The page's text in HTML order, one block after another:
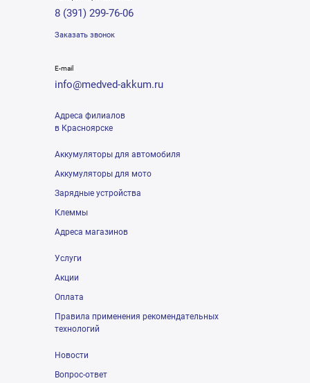
8 (391) 299-76-06
Заказать звонок
E-mail
info@medved-akkum.ru
Адреса филиалов
в Красноярске
Аккумуляторы для автомобиля
Аккумуляторы для мото
Зарядные устройства
Клеммы
Адреса магазинов
Услуги
Акции
Оплата
Правила применения рекомендательных
технологий
Новости
Вопрос-ответ